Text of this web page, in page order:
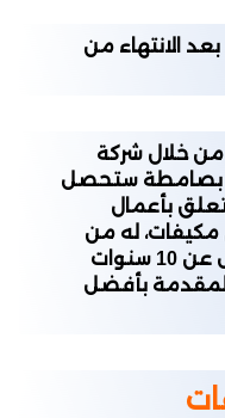
الانتهاء من
خلال شركة
بصامطة ستحصل
بأعمال
له من
الخبرة سنوات عمل طوال لا تقل عن 10 سنوات
بأفضل